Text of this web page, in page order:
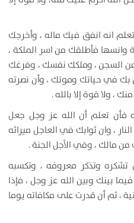
انه انفق فيك ماله ، وأخرجك
فأطلقك من اسر الملكة ،
السجن ، وملكك نفسك ، وفرغك
بك في حياتك وموتك ، وأن نصرته
، ولا قوة إلا بالله .
فأن تعلم أن الله عز وجل جعل
، وان ثوابك في العاجل ميراثه
من مالك ، وفي الآجل الجنة .
وتذكر معروفه ، وتكسبه
بينك وبين الله عز وجل ، فإذا
، ثم أن قدرت على مكافاته يوما